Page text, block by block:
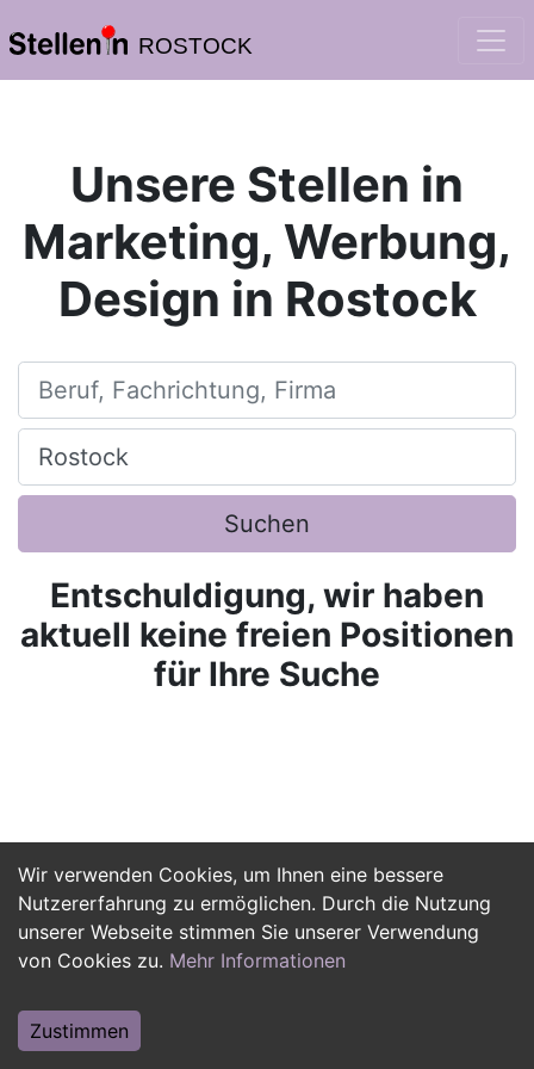
ROSTOCK
Wir verwenden Cookies, um Ihnen eine bessere
Nutzererfahrung zu ermöglichen. Durch die Nutzung
unserer Webseite stimmen Sie unserer Verwendung
von Cookies zu. Mehr Informationen
Zustimmen
Unsere Stellen in
Marketing, Werbung,
Design in Rostock
Beruf, Fachrichtung, Firma
Ort, Stadt
Suchen
Entschuldigung, wir haben
aktuell keine freien Positionen
für Ihre Suche